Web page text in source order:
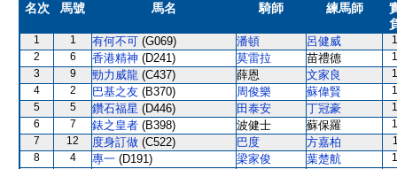
名次 馬號 馬名 騎師 練馬師
1 1 有何不可 (G069) 潘頓 呂健威
2
6 香港精神 (D241) 莫雷拉 苗禮德
3
9 勁力威龍 (C437) 薛恩 文家良
4
2 巴基之友 (B370) 周俊樂 蘇偉賢
5
5 鑽石福星 (D446) 田泰安 丁冠豪
6
7 錶之皇者 (B398) 波健士 蘇保羅
7
12 度身訂做 (C522) 巴度 方嘉柏
8
4 專一 (D191) 梁家俊 葉楚航